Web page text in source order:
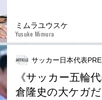
ミムラユウスケ
Yusuke Mimura
サッカー日本代表
《サッカー五輪
倉隆史の大ケガ